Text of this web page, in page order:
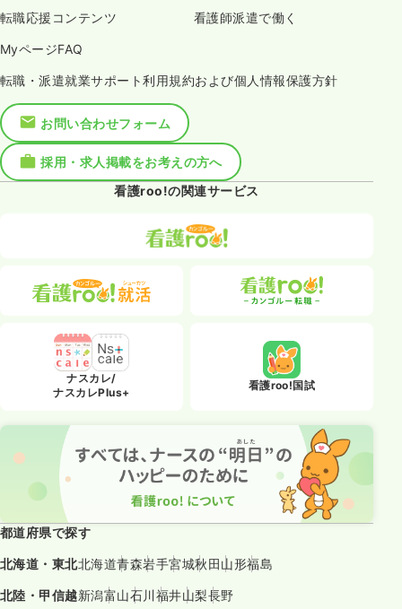
転職応援コンテンツ 看護師派遣で働く
MyページFAQ
転職・派遣就業サポート利用規約および個人情報保護方針
お問い合わせフォーム
採用・求人掲載をお考えの方へ
看護roo!の関連サービス
ナスカレ/
ナスカレPlus+
看護roo!国試
都道府県で探す
北海道・東北北海道青森岩手宮城秋田山形福島
北陸・甲信越新潟富山石川福井山梨長野